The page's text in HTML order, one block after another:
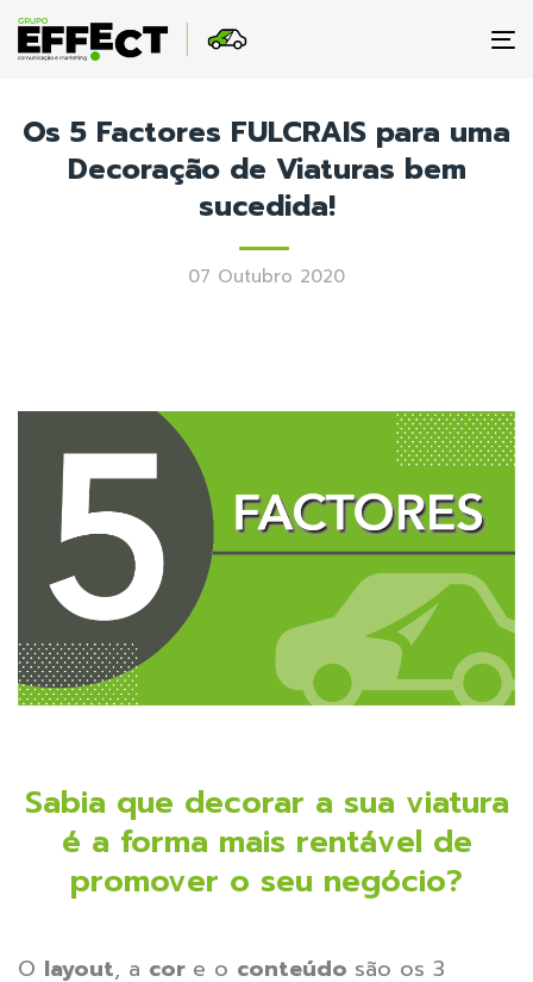
Os 5 Factores FULCRAIS para uma
Decoração de Viaturas bem
sucedida!
07 Outubro 2020
Sabia que decorar a sua viatura
é a forma mais rentável de
promover o seu negócio?
O layout, a cor e o conteúdo são os 3